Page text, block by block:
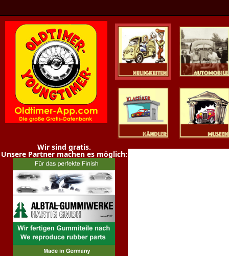
Oldtimer News
Youngtimer
Wir sind gratis.
Unsere Partner machen es möglich: